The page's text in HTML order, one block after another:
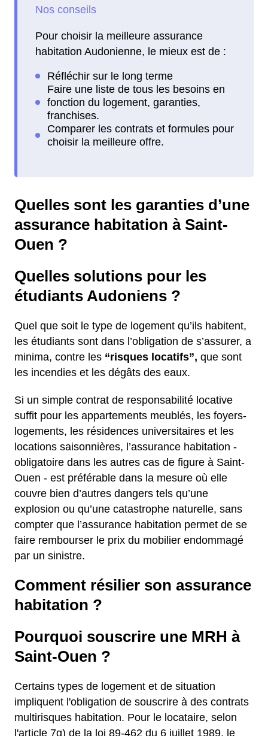
Pour choisir la meilleure assurance
habitation Audonienne, le mieux est de :
Quelles sont les garanties d’une
assurance habitation à Saint-
Ouen ?
Quelles solutions pour les
étudiants Audoniens ?
Quel que soit le type de logement qu’ils habitent,
les étudiants sont dans l’obligation de s’assurer, a
minima, contre les “risques locatifs”, que sont
les incendies et les dégâts des eaux.
Si un simple contrat de responsabilité locative
suffit pour les appartements meublés, les foyers-
logements, les résidences universitaires et les
locations saisonnières, l’assurance habitation -
obligatoire dans les autres cas de figure à Saint-
Ouen - est préférable dans la mesure où elle
couvre bien d’autres dangers tels qu’une
explosion ou qu’une catastrophe naturelle, sans
compter que l’assurance habitation permet de se
faire rembourser le prix du mobilier endommagé
par un sinistre.
Comment résilier son assurance
habitation ?
Pourquoi souscrire une MRH à
Saint-Ouen ?
Certains types de logement et de situation
impliquent l'obligation de souscrire à des contrats
multirisques habitation. Pour le locataire, selon
l'article 7g) de la loi 89-462 du 6 juillet 1989, le